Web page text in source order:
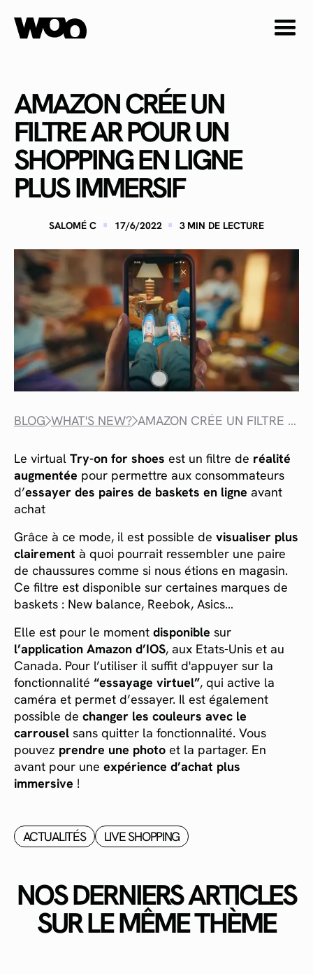
AMAZON CRÉE UN
FILTRE AR POUR UN
SHOPPING EN LIGNE
PLUS IMMERSIF
SALOMÉ C · 17/6/2022 · 3 MIN DE LECTURE
BLOG WHAT'S NEW? AMAZON CRÉE UN FILTRE AR POUR UN SHOPPING EN LIGNE PLUS IMMERSIF
Le virtual Try-on for shoes est un filtre de réalité
augmentée pour permettre aux consommateurs
d’essayer des paires de baskets en ligne avant
achat
Grâce à ce mode, il est possible de visualiser plus
clairement à quoi pourrait ressembler une paire
de chaussures comme si nous étions en magasin.
Ce filtre est disponible sur certaines marques de
baskets : New balance, Reebok, Asics…
Elle est pour le moment disponible sur
l’application Amazon d’IOS, aux Etats-Unis et au
Canada. Pour l’utiliser il suffit d'appuyer sur la
fonctionnalité “essayage virtuel”, qui active la
caméra et permet d’essayer. Il est également
possible de changer les couleurs avec le
carrousel sans quitter la fonctionnalité. Vous
pouvez prendre une photo et la partager. En
avant pour une expérience d’achat plus
immersive !
ACTUALITÉS LIVE SHOPPING
NOS DERNIERS ARTICLES
SUR LE MÊME THÈME